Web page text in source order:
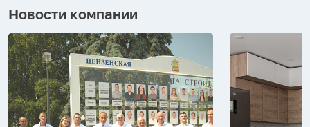
Новости компании